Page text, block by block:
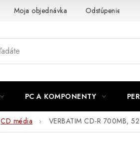
Moja objednávka Odstúpenie od
PC A KOMPONENTY
CD média VERBATIM CD-R 700MB,